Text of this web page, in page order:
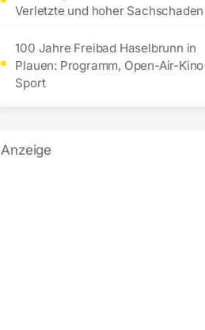
Verletzte und hoher Sachschaden
100 Jahre Freibad Haselbrunn in
Plauen: Programm, Open-Air-
Sport
Anzeige